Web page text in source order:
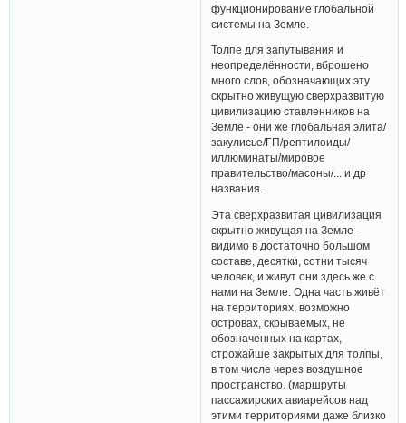
функционирование глобальной
системы на Земле.
Толпе для запутывания и
неопределённости, вброшено
много слов, обозначающих эту
скрытно живущую сверхразвитую
цивилизацию ставленников на
Земле - они же глобальная элита/
закулисье/ГП/рептилоиды/
иллюминаты/мировое
правительство/масоны/... и др
названия.
Эта сверхразвитая цивилизация
скрытно живущая на Земле -
видимо в достаточно большом
составе, десятки, сотни тысяч
человек, и живут они здесь же с
нами на Земле. Одна часть живёт
на территориях, возможно
островах, скрываемых, не
обозначенных на картах,
строжайше закрытых для толпы,
в том числе через воздушное
пространство. (маршруты
пассажирских авиарейсов над
этими территориями даже близко